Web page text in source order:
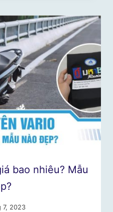
bao nhiêu? Mẫu
7, 2023